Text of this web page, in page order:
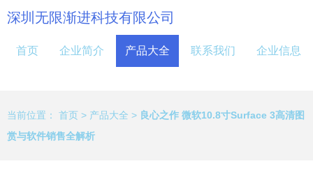
深圳无限渐进科技有限公司
首页 企业简介 产品大全 联系我们 企业信息
当前位置： 首页 > 产品大全 > 良心之作 微软10.8寸Surface 3高清图
赏与软件销售全解析